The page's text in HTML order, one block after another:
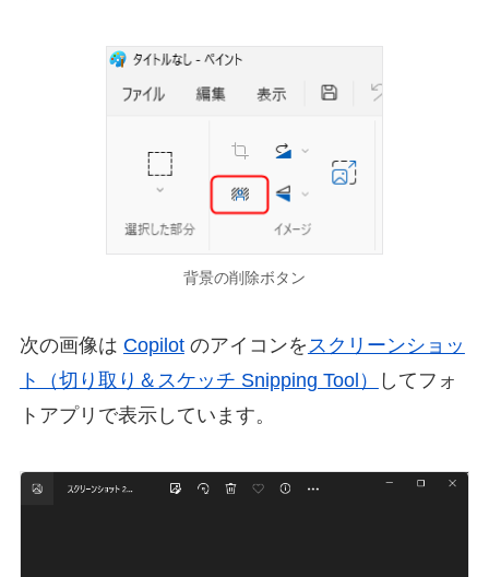
背景の削除ボタン
次の画像は Copilotのアイコンを スクリーンショッ
ト（切り取り＆スケッチ Snipping Tool）
してフォ
トアプリで表示しています。